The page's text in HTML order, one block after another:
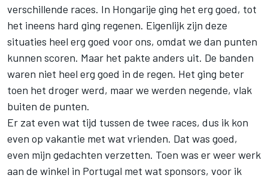
verschillende races. In Hongarije ging het erg goed, tot
het ineens hard ging regenen. Eigenlijk zijn deze
situaties heel erg goed voor ons, omdat we dan punten
kunnen scoren. Maar het pakte anders uit. De banden
waren niet heel erg goed in de regen. Het ging beter
toen het droger werd, maar we werden negende, vlak
buiten de punten.
Er zat even wat tijd tussen de twee races, dus ik kon
even op vakantie met wat vrienden. Dat was goed,
even mijn gedachten verzetten. Toen was er weer werk
aan de winkel in Portugal met wat sponsors, voor ik